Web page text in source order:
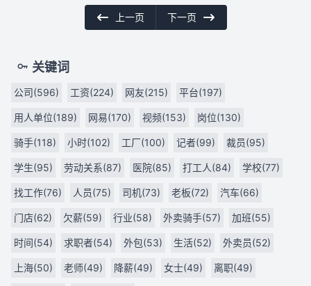
上一页 下一页
关键词
公司(596) 工资(224) 网友(215) 平台(197)
用人单位(189) 网易(170) 视频(153) 岗位(130)
骑手(118) 小时(102) 工厂(100) 记者(99) 裁员(95)
学生(95) 劳动关系(87) 医院(85) 打工人(84) 学校(77)
找工作(76) 人员(75) 司机(73) 老板(72) 汽车(66)
门店(62) 欠薪(59) 行业(58) 外卖骑手(57) 加班(55)
时间(54) 求职者(54) 外包(53) 生活(52) 外卖员(52)
上海(50) 老师(49) 降薪(49) 女士(49) 离职(49)